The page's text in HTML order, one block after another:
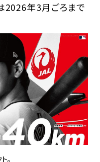
2026年3月ごろまで
。